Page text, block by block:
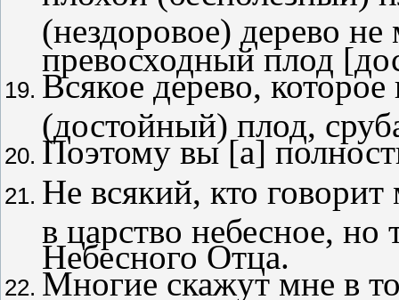
(нездоровое) дерево
превосходный плод
Всякое дерево,
(достойный) плод,
Поэтому вы [a]
Не всякий, кто
в царство небесное, но
Небесного Отца.
Многие скажут мне в